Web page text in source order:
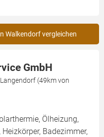
Walkendorf vergleichen
GmbH
(49km von
Ölheizung,
Badezimmer,